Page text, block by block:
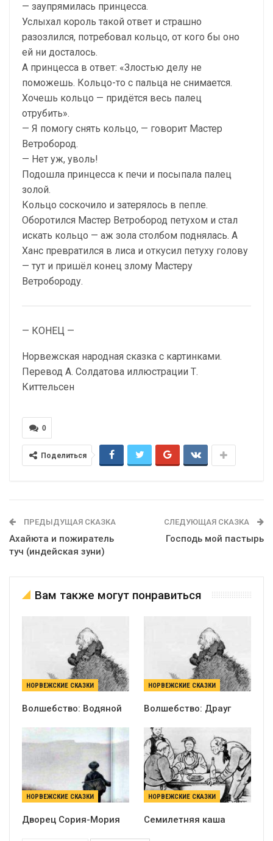
— заупрямилась принцесса.
Услыхал король такой ответ и страшно
разозлился, потребовал кольцо, от кого бы оно
ей ни досталось.
А принцесса в ответ: «Злостью делу не
поможешь. Кольцо-то с пальца не снимается.
Хочешь кольцо — придётся весь палец
отрубить».
— Я помогу снять кольцо, — говорит Мастер
Ветробород.
— Нет уж, уволь!
Подошла принцесса к печи и посыпала палец
золой.
Кольцо соскочило и затерялось в пепле.
Оборотился Мастер Ветробород петухом и стал
искать кольцо — аж зола столбом поднялась. А
Ханс превратился в лиса и откусил петуху голову
— тут и пришёл конец злому Мастеру
Ветробороду.
— КОНЕЦ —
Норвежская народная сказка с картинками.
Перевод А. Солдатова иллюстрации Т.
Киттельсен
0
Поделиться
ПРЕДЫДУЩАЯ СКАЗКА
Ахайюта и пожиратель
туч (индейская зуни)
СЛЕДУЮЩАЯ СКАЗКА
Господь мой пастырь
Вам также могут понравиться
НОРВЕЖСКИЕ СКАЗКИ
Волшебство: Водяной
НОРВЕЖСКИЕ СКАЗКИ
Волшебство: Драуг
НОРВЕЖСКИЕ СКАЗКИ
Дворец Сория-Мория
НОРВЕЖСКИЕ СКАЗКИ
Семилетняя каша